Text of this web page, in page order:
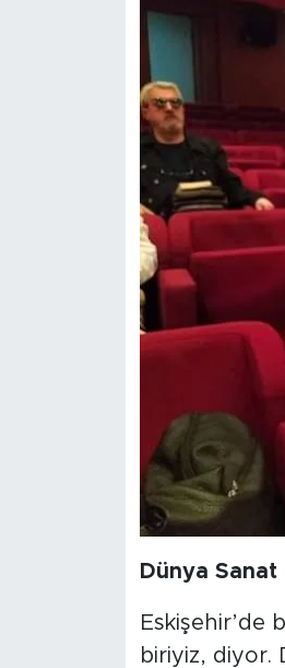
Dünya Sanat
Eskişehir’de
biriyiz, diyor.